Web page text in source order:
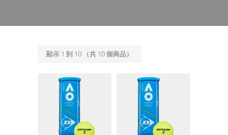
顯示 1 到 10 （共 10個商品）